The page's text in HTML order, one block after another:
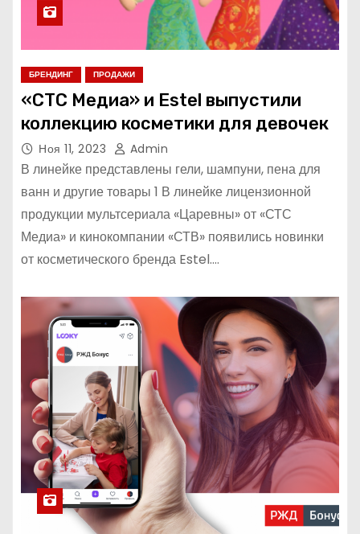
БРЕНДИНГ ПРОДАЖИ
«СТС Медиа» и Estel выпустили
коллекцию косметики для девочек
Ноя 11, 2023 Admin
В линейке представлены гели, шампуни, пена для
ванн и другие товары 1 В линейке лицензионной
продукции мультсериала «Царевны» от «СТС
Медиа» и кинокомпании «СТВ» появились новинки
от косметического бренда Estel.…